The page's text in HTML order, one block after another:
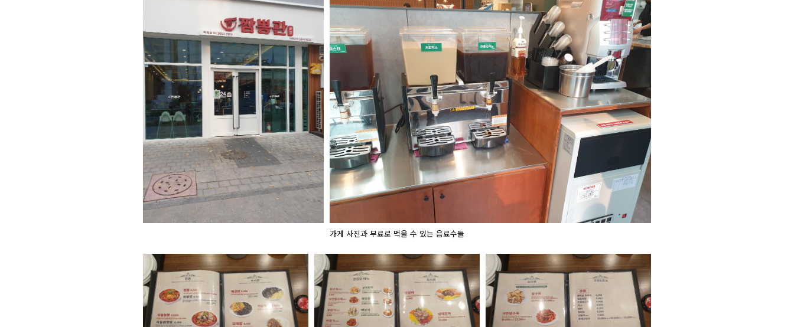
가게 사진과 무료로 먹을 수 있는 음료수들